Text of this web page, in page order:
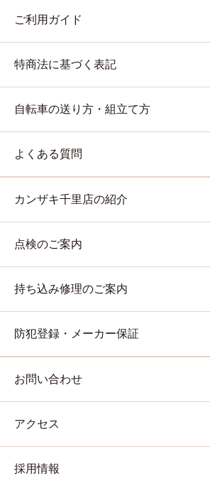
ご利用ガイド
特商法に基づく表記
自転車の送り方・組立て方
よくある質問
カンザキ千里店の紹介
点検のご案内
持ち込み修理のご案内
防犯登録・メーカー保証
お問い合わせ
アクセス
採用情報